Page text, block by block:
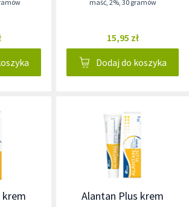
maść, 2%, 30 gramów
15,95 zł
Dodaj do koszyka
krem Alantan Plus krem